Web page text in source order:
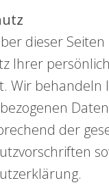
dieser
Ihrer
Wir behandeln
der